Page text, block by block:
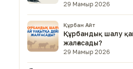
29 Мамыр 2026
Құрбан Айт
Құрбандық шалу
жалғасады?
29 Мамыр 2026